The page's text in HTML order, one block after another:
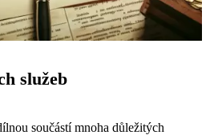
služeb
součástí mnoha důležitých